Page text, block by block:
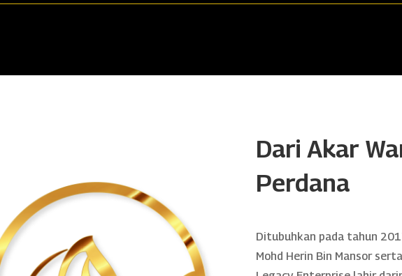
Dari Akar
Perdana
Ditubuhkan pada tahun
Mohd Herin Bin Mansor